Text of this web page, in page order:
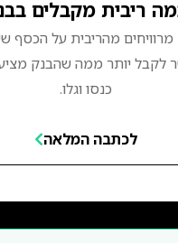
ריבית מקבלים
מהריבית על הכסף
לקבל יותר ממה שהבנק
כנסו וגלו.
לכתבה המלאה